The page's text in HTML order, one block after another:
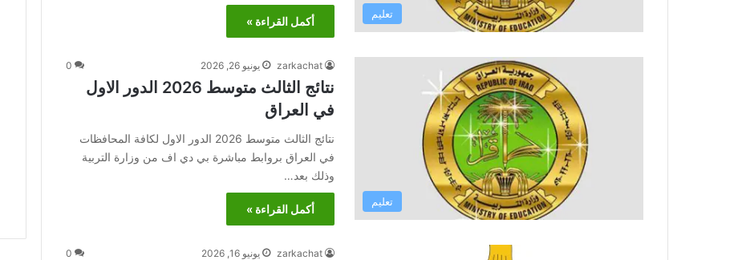
تعليم
أكمل القراءة »
تعليم
zarkachat يونيو 26, 2026 0
نتائج الثالث متوسط 2026 الدور الاول
في العراق
نتائج الثالث متوسط 2026 الدور الاول لكافة المحافظات
في العراق بروابط مباشرة بي دي اف من وزارة التربية
وذلك بعد…
أكمل القراءة »
zarkachat يونيو 16, 2026 0